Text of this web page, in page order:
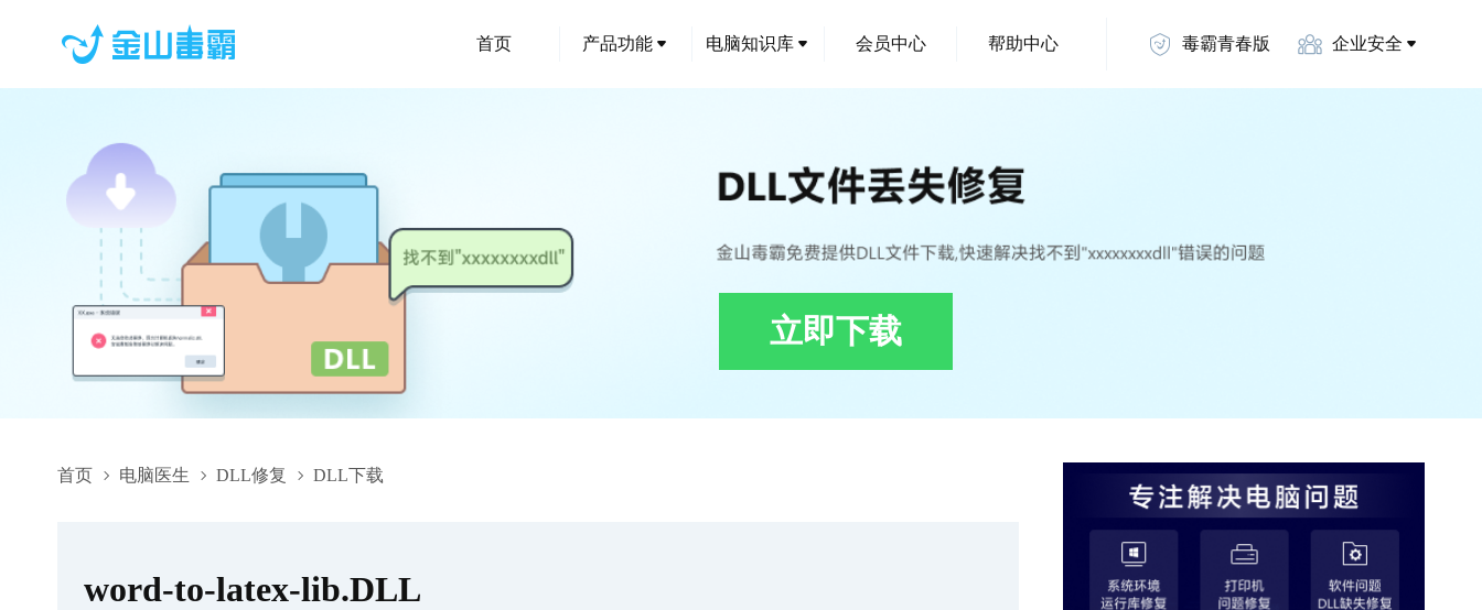
首页 产品功能 电脑知识库 会员中心 帮助中心 毒霸青春版 企业安全
立即下载
首页 电脑医生 DLL修复 DLL下载
word-to-latex-lib.DLL,word-to-latex-lib.DLL下载,word-to-latex-lib.DLL修复
word-to-latex-lib.DLL